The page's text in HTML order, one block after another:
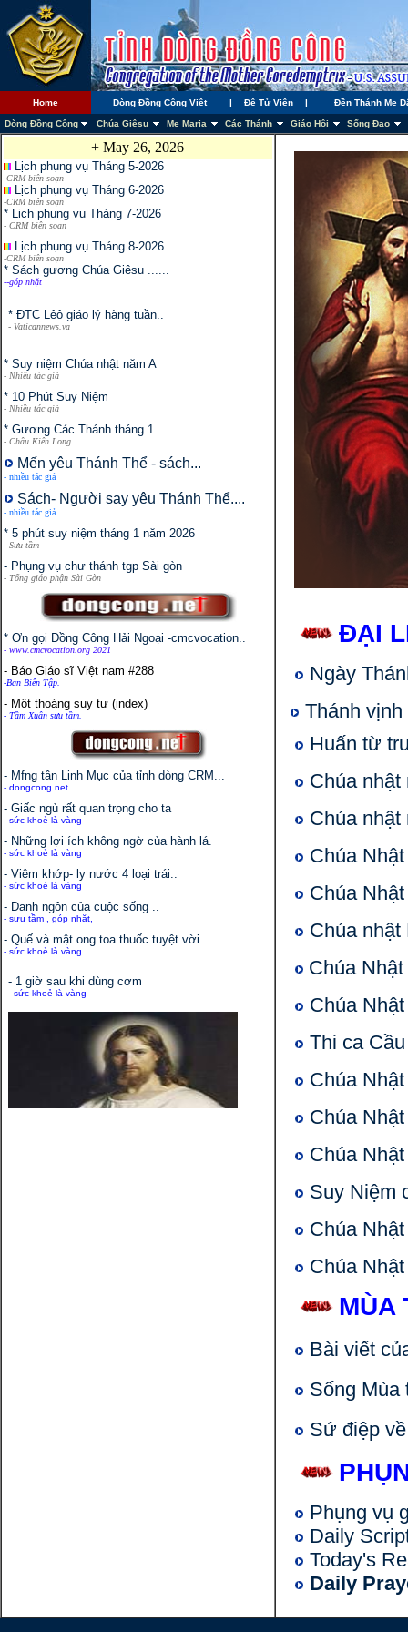
Home Dòng Đồng Công Việt | Đệ Tử Viện | Đền Thánh Mẹ
Dòng Đồng Công Chúa Giêsu Mẹ Maria Các Thánh Giáo Hội Sống Đạo
+May 26, 2026
Lịch phụng vụ Tháng 5-2026
-CRM biên soạn
Lịch phụng vụ Tháng 6-2026
-CRM biên soạn
* Lịch phụng vụ Tháng 7-2026
- CRM biên soan
Lịch phụng vụ Tháng 8-2026
-CRM biên soạn
* Sách gương Chúa Giêsu ......
--góp nhặt
* ĐTC Lêô giáo lý hàng tuần..
- Vaticannews.va
* Suy niệm Chúa nhật năm A
- Nhiều tác giả
* 10 Phút Suy Niệm
- Nhiều tác giả
* Gương Các Thánh tháng 1
- Châu Kiên Long
Mến yêu Thánh Thể - sách...
- nhiều tác giả
Sách- Người say yêu Thánh Thể....
- nhiều tác giả
* 5 phút suy niệm tháng 1 năm 2026
- Sưu tầm
- Phụng vụ chư thánh tgp Sài gòn
- Tổng giáo phận Sài Gòn
* Ơn gọi Đồng Công Hải Ngoại -cmcvocation..
- www.cmcvocation.org 2021
- Báo Giáo sĩ Việt nam #288
-Ban Biên Tập.
- Một thoáng suy tư (index)
- Tầm Xuân sưu tầm.
- Mfng tân Linh Mục của tỉnh dòng CRM...
- dongcong.net
- Giấc ngủ rất quan trọng cho ta
- sức khoẻ là vàng
- Những lợi ích không ngờ của hành lá.
- sức khoẻ là vàng
- Viêm khớp- ly nước 4 loại trái..
- sức khoẻ là vàng
- Danh ngôn của cuộc sống ..
- sưu tầm , góp nhặt,
- Quế và mật ong toa thuốc tuyệt vời
- sức khoẻ là vàng
- 1 giờ sau khi dùng cơm
- sức khoẻ là vàng
ĐẠI
Ngày
Thánh
Huấn từ
Chúa
Chúa
Chúa
Chúa
Chúa nhật
Chúa
Chúa
Thi ca
Chúa
Chúa
Chúa
Suy Niệm
Chúa
Chúa
MÙA
Bài viết
Sống
Sứ điệp
Phụng vụ
Daily
Today's
Daily